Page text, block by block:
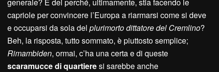
capriole per convincere l’Europa a riarmarsi come si deve
e occuparsi da sola del plurimorto dittatore del Cremlino?
Beh, la risposta, tutto sommato, è piuttosto semplice;
Rimambiden, ormai, c’ha una certa e di queste
scaramucce di quartieresi sarebbe anche